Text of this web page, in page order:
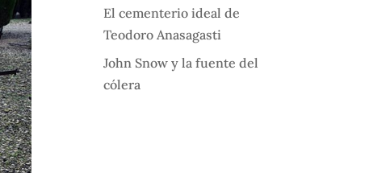
El cementerio ideal de
Teodoro Anasagasti
John Snow y la fuente del
cólera